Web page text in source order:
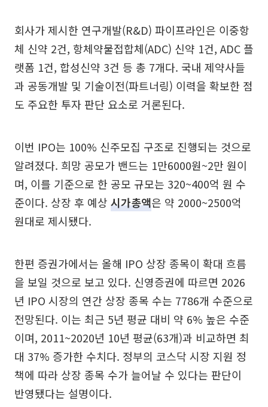
회사가 제시한 연구개발(R&D) 파이프라인은 이중항
체 신약 2건, 항체약물접합체(ADC) 신약 1건, ADC 플
랫폼 1건, 합성신약 3건 등 총 7개다. 국내 제약사들
과 공동개발 및 기술이전(파트너링) 이력을 확보한 점
도 주요한 투자 판단 요소로 거론된다.
이번 IPO는 100% 신주모집 구조로 진행되는 것으로
알려졌다. 희망 공모가 밴드는 1만6000원~2만 원이
며, 이를 기준으로 한 공모 규모는 320~400억 원 수
준이다. 상장 후 예상 시가총액은 약 2000~2500억
원대로 제시됐다.
한편 증권가에서는 올해 IPO 상장 종목이 확대 흐름
을 보일 것으로 보고 있다. 신영증권에 따르면 2026
년 IPO 시장의 연간 상장 종목 수는 7786개 수준으로
전망된다. 이는 최근 5년 평균 대비 약 6% 높은 수준
이며, 2011~2020년 10년 평균(63개)과 비교하면 최
대 37% 증가한 수치다. 정부의 코스닥 시장 지원 정
책에 따라 상장 종목 수가 늘어날 수 있다는 판단이
반영됐다는 설명이다.